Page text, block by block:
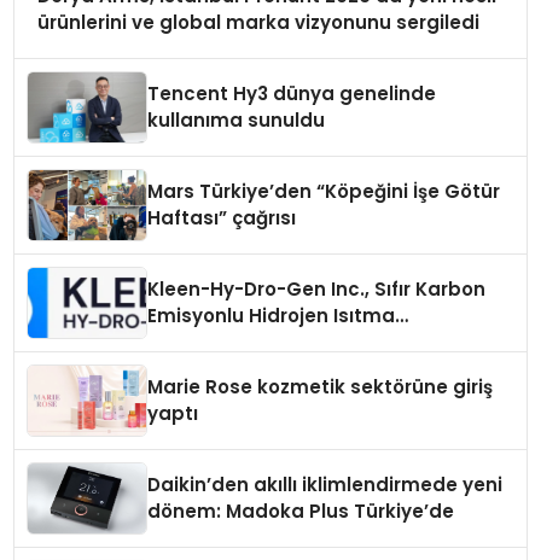
ürünlerini ve global marka vizyonunu sergiledi
Tencent Hy3 dünya genelinde
kullanıma sunuldu
Mars Türkiye’den “Köpeğini İşe Götür
Haftası” çağrısı
Kleen-Hy-Dro-Gen Inc., Sıfır Karbon
Emisyonlu Hidrojen Isıtma
Marie Rose kozmetik sektörüne giriş
yaptı
Daikin’den akıllı iklimlendirmede yeni
dönem: Madoka Plus Türkiye’de